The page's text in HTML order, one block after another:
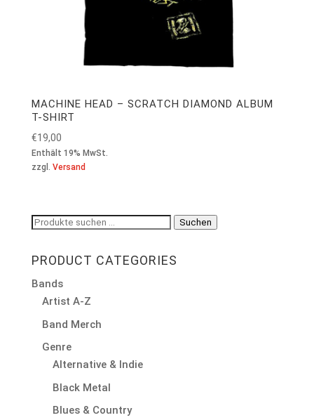
MACHINE HEAD – SCRATCH DIAMOND ALBUM
T-SHIRT
€19,00
Enthält 19% MwSt.
zzgl. Versand
Suchen
Suchen
PRODUCT CATEGORIES
Bands
Artist A-Z
Band Merch
Genre
Alternative & Indie
Black Metal
Blues & Country